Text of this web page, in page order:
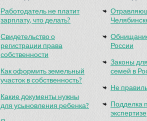
Работодатель не платит
зарплату, что делать?
Свидетельство о
регистрации права
собственности
Как оформить земельный
участок в собственность?
Какие документы нужны
для усыновления ребенка?
России
Законы
семей в
Не
Подделка
экспертизе